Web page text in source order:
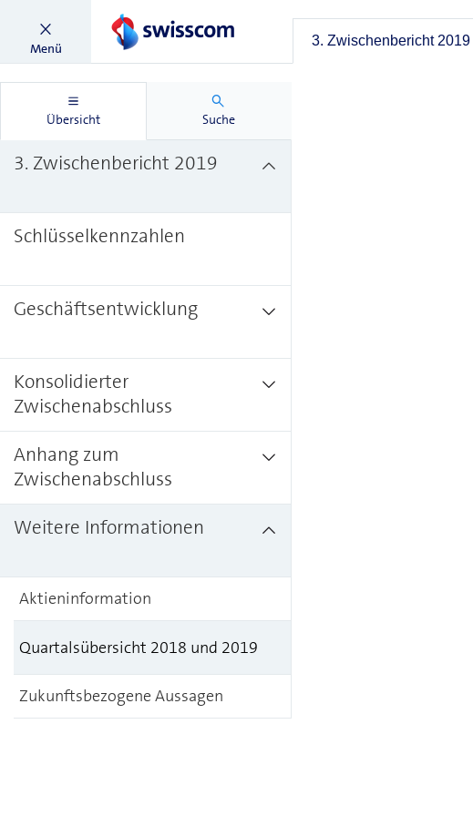
Menü 3. Zwischenbericht 2019
Übersicht Suche
3. Zwischenbericht 2019
Schlüsselkennzahlen
Geschäftsentwicklung
Konsolidierter
Zwischenabschluss
Anhang zum
Zwischenabschluss
Weitere Informationen
Aktieninformation
Quartalsübersicht 2018 und 2019
Zukunftsbezogene Aussagen